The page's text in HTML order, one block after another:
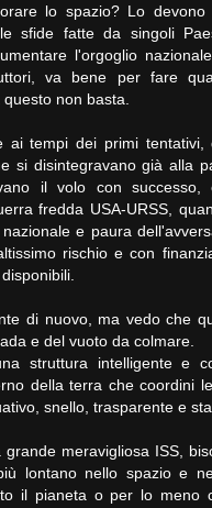
lo spazio? Lo
sfide fatte da singoli
l'orgoglio
va bene per fare
non basta.
ai tempi dei primi tentativi,
si disintegravano già alla
il volo con successo,
fredda USA-URSS,
e paura
rischio e con
di nuovo, ma vedo che
e del vuoto da colmare.
struttura intelligente e
della terra che coordini
snello, trasparente e
grande meravigliosa ISS,
lontano nello spazio e
il pianeta o per lo meno